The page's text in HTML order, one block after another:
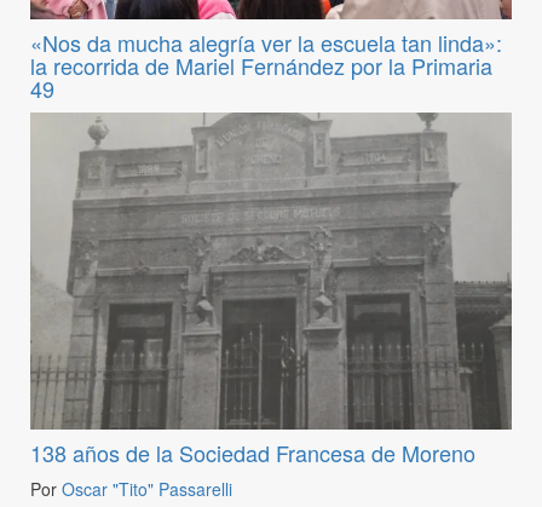
«Nos da mucha alegría ver la escuela tan linda»:
la recorrida de Mariel Fernández por la Primaria
49
138 años de la Sociedad Francesa de Moreno
Por Oscar "Tito" Passarelli